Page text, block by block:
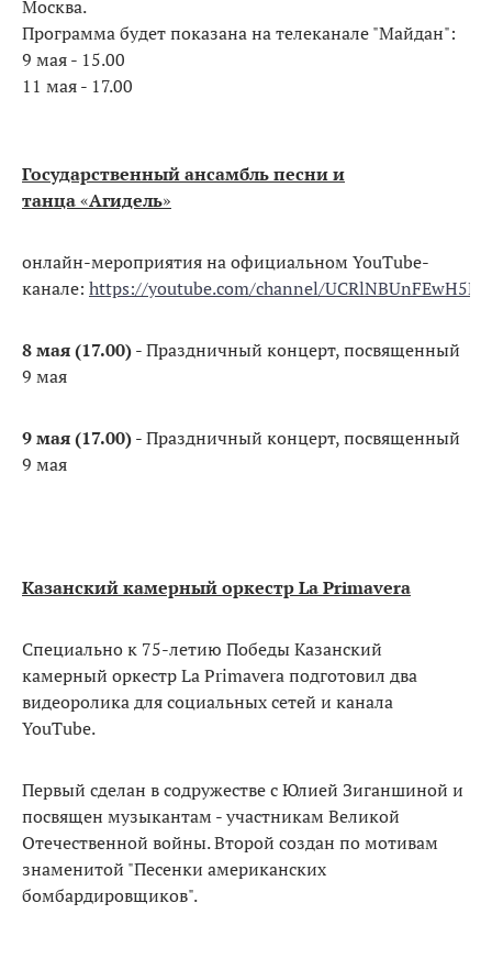
Москва.
Программа будет показана на телеканале "Майдан":
9 мая - 15.00
11 мая - 17.00
Государственный ансамбль песни и
танца«Агидель»
онлайн-мероприятия на официальном YouTube-
канале: https://youtube.com/channel/
8 мая (17.00)- Праздничный концерт, посвященный
9 мая
9 мая (17.00)- Праздничный концерт, посвященный
9 мая
Казанский камерныйоркестрLaPrimavera
Специально к 75-летию Победы Казанский
камерный оркестр La Primavera подготовил два
видеоролика для социальных сетей и канала
YouTube.
Первый сделан в содружестве с Юлией Зиганшиной и
посвящен музыкантам - участникам Великой
Отечественной войны. Второй создан по мотивам
знаменитой "Песенки американских
бомбардировщиков".